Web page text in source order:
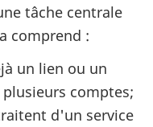
tâche centrale
comprend :
un lien ou un
comptes;
d'un service